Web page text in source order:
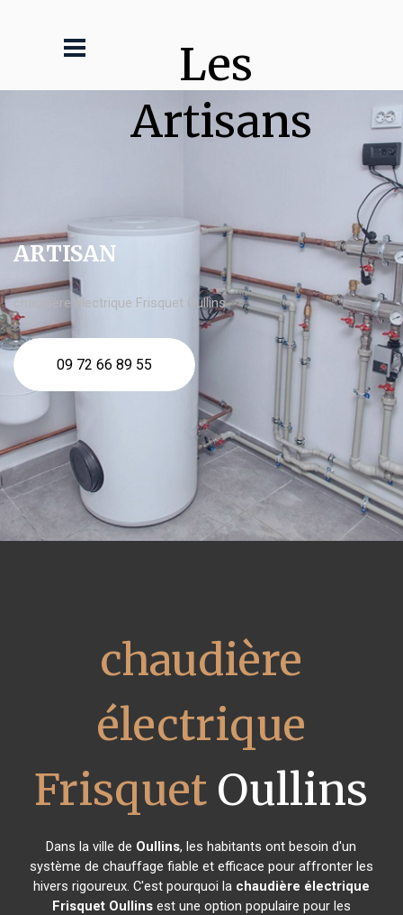
Les
Artisans
ARTISAN
chaudière électrique Frisquet Oullins
09 72 66 89 55
chaudière
électrique
Frisquet Oullins
Dans la ville de Oullins, les habitants ont besoin d'un
système de chauffage fiable et efficace pour affronter les
hivers rigoureux. C'est pourquoi la chaudière électrique
Frisquet Oullinsest une option populaire pour les